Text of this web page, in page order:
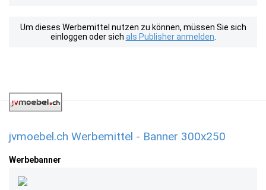
Um dieses Werbemittel nutzen zu können, müssen Sie sich
einloggen oder sich als Publisher anmelden
jvmoebel.ch Werbemittel - Banner 300x250
Werbebanner